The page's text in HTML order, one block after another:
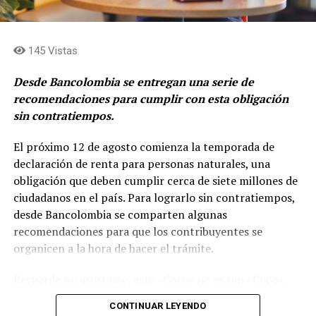
levantamiento de capital en cabeza de Grupo Argos
Asset Management (Odinsa)»afirma, Juan Esteban
La hoja de ruta de ACE se apalanca en tres pilares:
145 Vistas
Desde Bancolombia se entregan una serie de
recomendaciones para cumplir con esta obligación
sin contratiempos.
El próximo 12 de agosto comienza la temporada de
declaración de renta para personas naturales, una
obligación que deben cumplir cerca de siete millones de
ciudadanos en el país. Para lograrlo sin contratiempos,
desde Bancolombia se comparten algunas
recomendaciones para que los contribuyentes se
organicen a la hora de hacer el trámite.
Simplemente es tomarse unos minutos, por ejemplo,
CONTINUAR LEYENDO